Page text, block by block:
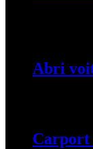
Abri
Carport